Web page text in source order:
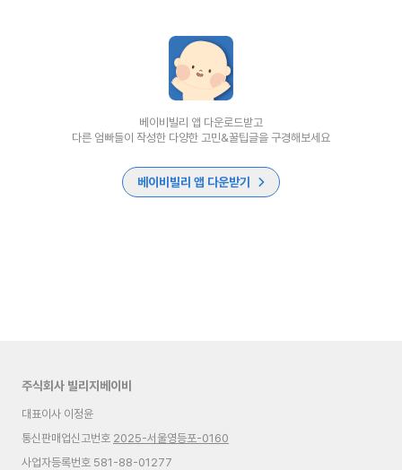
베이비빌리 앱 다운로드받고
다른 엄빠들이 작성한 다양한 고민&꿀팁글을 구경해보세요
베이비빌리 앱 다운받기
주식회사 빌리지베이비
대표이사 이정윤
통신판매업신고번호 2025-서울영등포-0160
사업자등록번호 581-88-01277